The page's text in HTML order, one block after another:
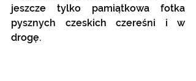
jeszcze tylko pamiątkowa fotka
pysznych czeskich czereśni i w
drogę.